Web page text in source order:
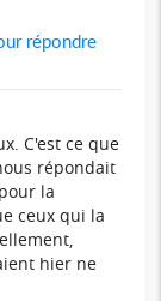
répondre
C'est ce que
répondait
la
ceux qui la
hier ne